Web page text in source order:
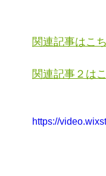
関連記事はこ
関連記事２は
https://